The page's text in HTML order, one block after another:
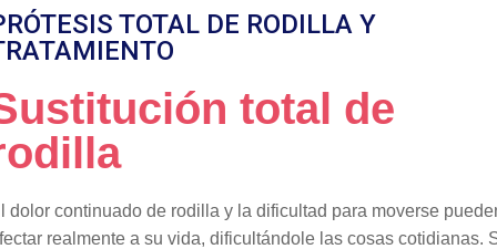
TOTAL DE RODILLA Y
total de
dolor continuado de rodilla y la dificultad para moverse
realmente a su vida, dificultándole las cosas cotidianas.